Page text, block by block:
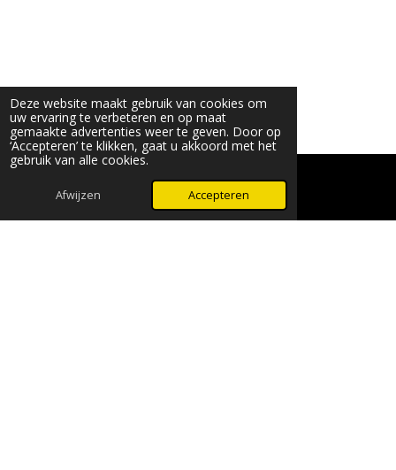
Deze website maakt gebruik van cookies om
uw ervaring te verbeteren en op maat
gemaakte advertenties weer te geven. Door op
‘Accepteren’ te klikken, gaat u akkoord met het
gebruik van alle cookies.
Afwijzen Accepteren
WhatsApp